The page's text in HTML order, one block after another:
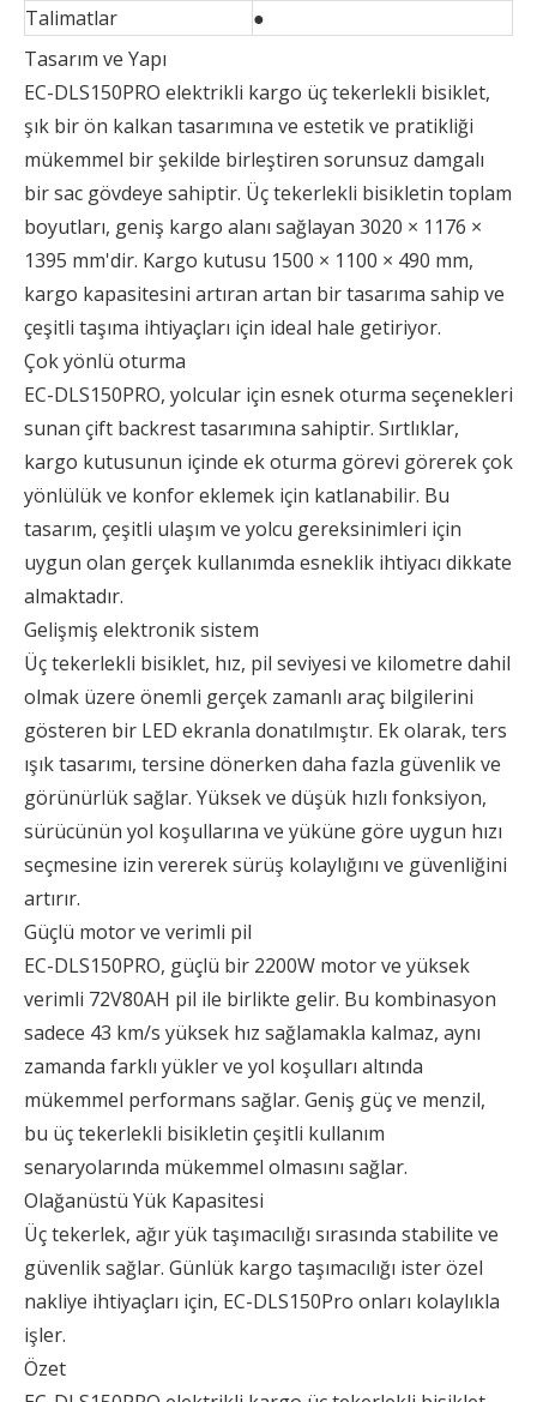
Talimatlar
●
Tasarım ve Yapı
EC-DLS150PRO elektrikli kargo üç tekerlekli bisiklet,
şık bir ön kalkan tasarımına ve estetik ve pratikliği
mükemmel bir şekilde birleştiren sorunsuz damgalı
bir sac gövdeye sahiptir. Üç tekerlekli bisikletin toplam
boyutları, geniş kargo alanı sağlayan 3020 × 1176 ×
1395 mm'dir. Kargo kutusu 1500 × 1100 × 490 mm,
kargo kapasitesini artıran artan bir tasarıma sahip ve
çeşitli taşıma ihtiyaçları için ideal hale getiriyor.
Çok yönlü oturma
EC-DLS150PRO, yolcular için esnek oturma seçenekleri
sunan çift backrest tasarımına sahiptir. Sırtlıklar,
kargo kutusunun içinde ek oturma görevi görerek çok
yönlülük ve konfor eklemek için katlanabilir. Bu
tasarım, çeşitli ulaşım ve yolcu gereksinimleri için
uygun olan gerçek kullanımda esneklik ihtiyacı dikkate
almaktadır.
Gelişmiş elektronik sistem
Üç tekerlekli bisiklet, hız, pil seviyesi ve kilometre dahil
olmak üzere önemli gerçek zamanlı araç bilgilerini
gösteren bir LED ekranla donatılmıştır. Ek olarak, ters
ışık tasarımı, tersine dönerken daha fazla güvenlik ve
görünürlük sağlar. Yüksek ve düşük hızlı fonksiyon,
sürücünün yol koşullarına ve yüküne göre uygun hızı
seçmesine izin vererek sürüş kolaylığını ve güvenliğini
artırır.
Güçlü motor ve verimli pil
EC-DLS150PRO, güçlü bir 2200W motor ve yüksek
verimli 72V80AH pil ile birlikte gelir. Bu kombinasyon
sadece 43 km/s yüksek hız sağlamakla kalmaz, aynı
zamanda farklı yükler ve yol koşulları altında
mükemmel performans sağlar. Geniş güç ve menzil,
bu üç tekerlekli bisikletin çeşitli kullanım
senaryolarında mükemmel olmasını sağlar.
Olağanüstü Yük Kapasitesi
Üç tekerlek, ağır yük taşımacılığı sırasında stabilite ve
güvenlik sağlar. Günlük kargo taşımacılığı ister özel
nakliye ihtiyaçları için, EC-DLS150Pro onları kolaylıkla
işler.
Özet